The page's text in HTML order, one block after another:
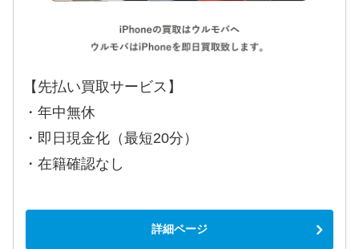
【先払い買取サービス】
・年中無休
・即日現金化（最短20分）
・在籍確認なし
詳細ページ